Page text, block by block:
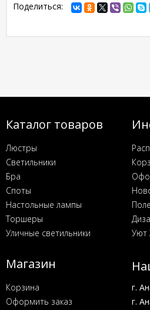
Поделиться:
Каталог товаров
Люстры
Светильники
Бра
Споты
Настольные лампы
Торшеры
Уличные светильники
Уют
Магазин
Корзина
Оформить заказ
г.
г.